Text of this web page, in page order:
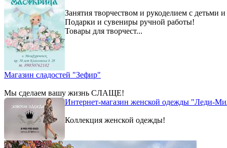
Занятия творчеством и рукоделием с детьми
Подарки и сувениры ручной работы!
Товары для творчест...
Магазин сладостей "Зефир"
Мы сделаем вашу жизнь СЛАЩЕ!
Интернет-магазин женской одежды "Леди-
Коллекция женской одежды!